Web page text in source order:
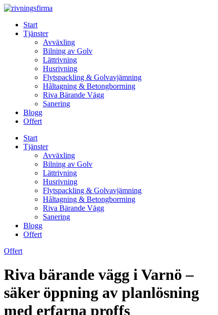
Skip
contentStart
Tjänster
Avväxling
Bilning av Golv
Lättrivning
Husrivning
Flytspackling & Golvavjämning
Håltagning & Betongborrning
Riva Bärande Vägg
Sanering
Blogg
Offert
Start
Tjänster
Avväxling
Bilning av Golv
Lättrivning
Husrivning
Flytspackling & Golvavjämning
Håltagning & Betongborrning
Riva Bärande Vägg
Sanering
Blogg
Offert
Offert
Riva bärande vägg i Varnö –
säker öppning av planlösning
med erfarna proffs